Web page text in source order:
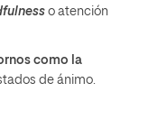
o atención
como la
de ánimo.